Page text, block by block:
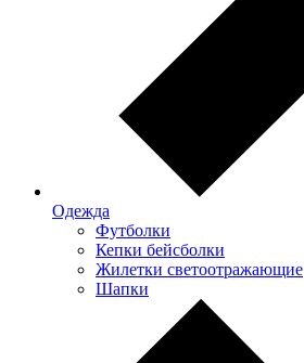
Одежда
Футболки
Кепки бейсболки
Жилетки светоотражающие
Шапки